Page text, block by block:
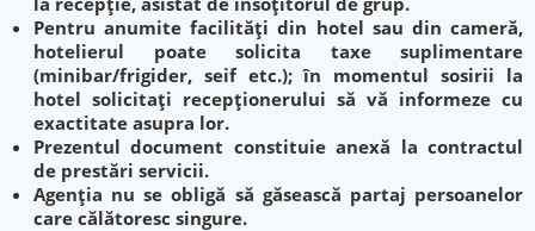
Pentru anumite facilități din hotel sau din cameră,
hotelierul poate solicita taxe suplimentare
(minibar/frigider, seif etc.); în momentul sosirii la
hotel solicitați recepționerului să vă informeze cu
exactitate asupra lor.
Prezentul document constituie anexă la contractul
de prestări servicii.
Agenția nu se obligă să găsească partaj persoanelor
care călătoresc singure.